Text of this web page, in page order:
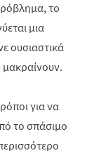
το
μια
ουσιαστικά
για να
το σπάσιμο